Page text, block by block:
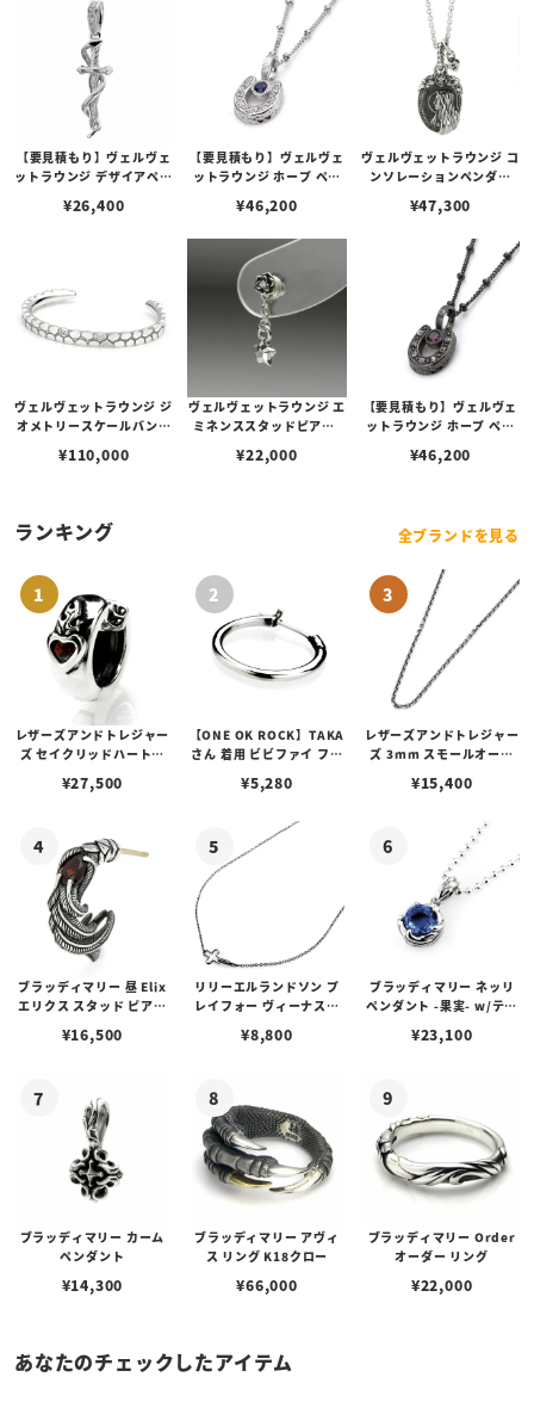
【要見積もり】ヴェルヴェ
ットラウンジ デザイアペン
ックジルコニア
¥26,400
【要見積もり】ヴェルヴェ
ットラウンジ ホープ ペン
ア/ダイヤモンド
¥46,200
ヴェルヴェットラウンジ コ
ンソレーションペンダン
¥47,300
ヴェルヴェットラウンジ ジ
オメトリースケールバング
¥110,000
ヴェルヴェットラウンジ エ
ミネンススタッドピアス/
ーム
¥22,000
【要見積もり】ヴェルヴェ
ットラウンジ ホープ ペン
イヤモンド
¥46,200
ランキング 全ブランドを見る
レザーズアンドトレジャー
ズ セイクリッドハートピ
¥27,500
【ONE OK ROCK】TAKA
さん 着用 ビビファイ フー
¥5,280
レザーズアンドトレジャー
ズ 3mm スモールオーバ
ブスタークラスプ＆LTロ
¥15,400
ブラッディマリー 昼 Elix
エリクス スタッド ピアス
¥16,500
リリーエルランドソン プ
レイフォー ヴィーナスチ
¥8,800
ブラッディマリー ネッリ
ペンダント -果実- w/ティ
¥23,100
ブラッディマリー カーム
ペンダント
¥14,300
ブラッディマリー アヴィ
ス リング K18クロー
¥66,000
ブラッディマリー Order
オーダー リング
¥22,000
あなたのチェックしたアイテム